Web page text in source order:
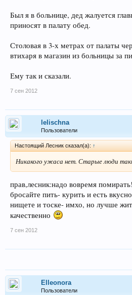
Был я в больнице, дед жалуется
приносят в палату обед.
Столовая в 3-х метрах от палаты
втихаря в магазин из больницы за
Ему так и сказали.
7 сен 2012
lelischna
Пользователи
Настоящий Лесник сказал(а): ↑
Никакого ужаса нет. Старые люди
прав,лесник:надо вовремя
бросайте пить- курить и есть
нищете и тоске- имхо, но лучше
качественно
7 сен 2012
Elleonora
Пользователи